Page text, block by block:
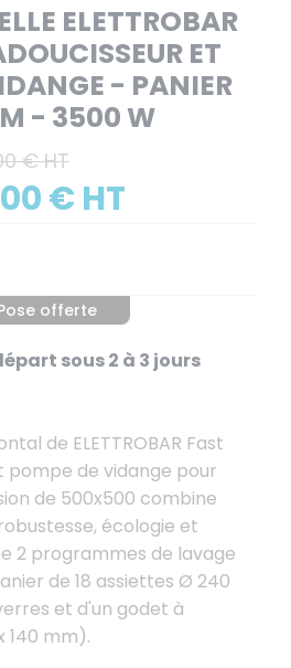
ELETTROBAR
ET
- PANIER
- 3500 W
€ HT
€ HT
offerte
sous 2 à 3 jours
de ELETTROBAR Fast
pompe de vidange pour
de 500x500 combine
écologie et
2 programmes de lavage
de 18 assiettes Ø 240
et d'un godet à
140 mm).